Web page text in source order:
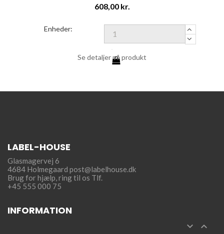
Pris
608,00 kr.
Enheder:
Se detaljer på produkt
LABEL-HOUSE
Glasmagervej 6
4684 Holmegaard post@labelhouse.dk
Brug for hjælp,ring til os Tlf.
+45 555 000 75
INFORMATION
 